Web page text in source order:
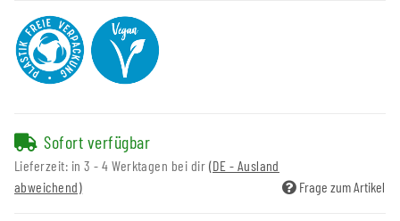
Sofort verfügbar
Lieferzeit: in 3 - 4 Werktagen bei dir (DE - Ausland
abweichend)
Frage zum Artikel